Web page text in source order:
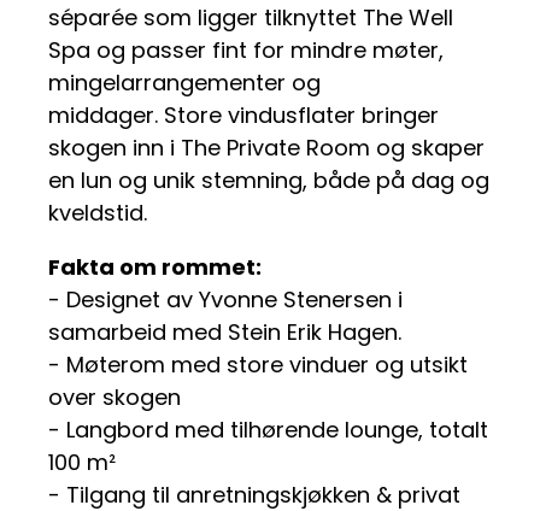
séparée som ligger tilknyttet The Well
Spa og passer fint for mindre møter,
mingelarrangementer og
middager. Store vindusflater bringer
skogen inn i The Private Room og skaper
en lun og unik stemning, både på dag og
kveldstid.
Fakta om rommet:
- Designet av Yvonne Stenersen i
samarbeid med Stein Erik Hagen.
- Møterom med store vinduer og utsikt
over skogen
- Langbord med tilhørende lounge, totalt
100 m²
- Tilgang til anretningskjøkken & privat